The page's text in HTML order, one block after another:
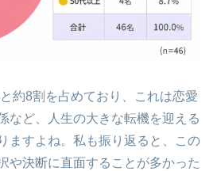
約8割を占めており、これは恋愛
など、人生の大きな転機を迎える
ますよね。私も振り返ると、この
や決断に直面することが多かった